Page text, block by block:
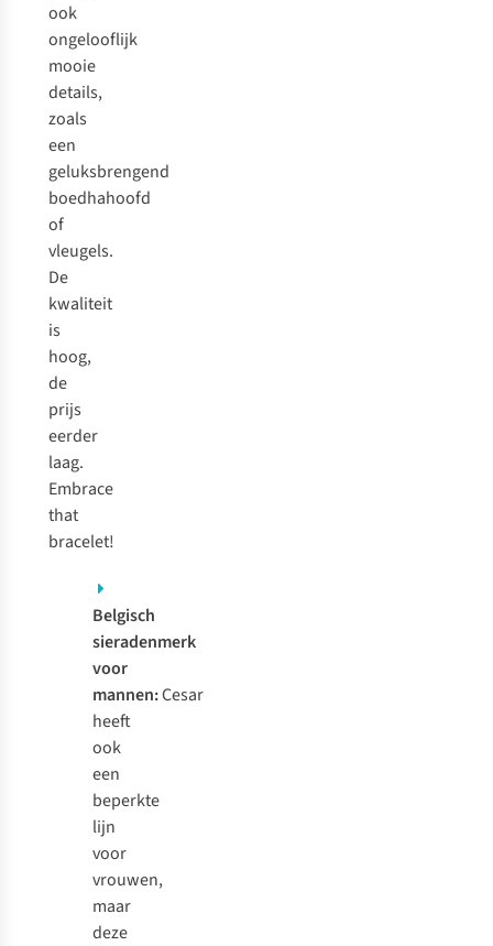
ook
ongelooflijk
mooie
details,
zoals
een
geluksbrengend
boedhahoofd
of
vleugels.
De
kwaliteit
is
hoog,
de
prijs
eerder
laag.
Embrace
that
bracelet!
Belgisch
sieradenmerk
voor
mannen:Cesar
heeft
ook
een
beperkte
lijn
voor
vrouwen,
maar
deze